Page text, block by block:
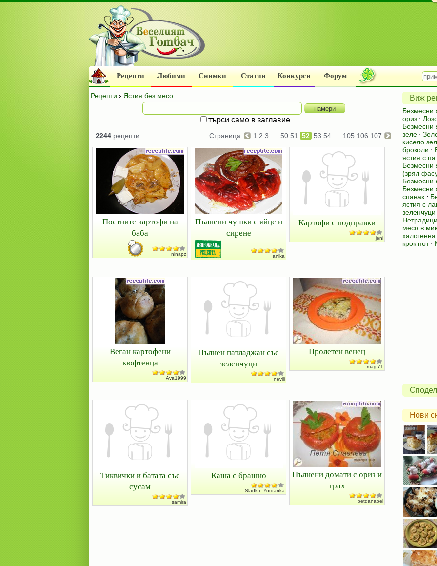
Рецепти Любими Снимки Статии Конкурси Форум
Рецепти › Ястия без месо
търси само в заглавие
2244 рецепти Страница 1 2 3 50 51 52 53 54 105 106 107
Постните картофи на
баба
ninapz
Пълнени чушки с яйце и
сирене
anika
Картофи с подправки
jeni
Веган картофени
кюфтенца
Ava1999
Пълнен патладжан със
зеленчуци
nevili
Пролетен венец
magi71
Тиквички и батата със
сусам
samira
Каша с брашно
Sladka_Yordanka
Пълнени домати с ориз и
грах
petqanabel
Виж
Безмесни
ориз ⋅
Безмесни
зеле ⋅
кисело
броколи ⋅
ястия с
Безмесни
(зрял
Безмесни
Безмесни
спанак ⋅
ястия с
зеленчуци
месо в
крок пот⋅
Нови